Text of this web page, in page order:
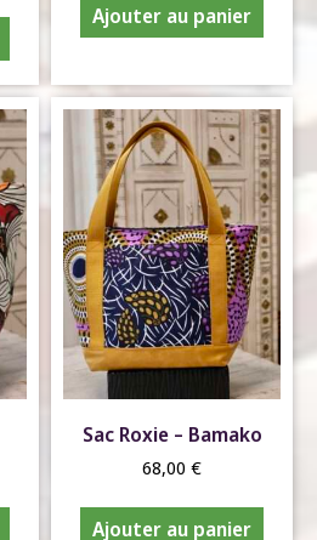
Ajouter au panier
Sac Roxie – Bamako
68,00 €
Ajouter au panier